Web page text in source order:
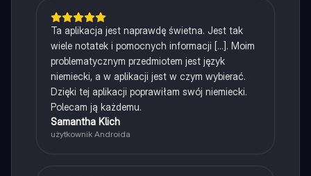
Ta aplikacja jest naprawdę świetna. Jest tak
wiele notatek i pomocnych informacji [...]. Moim
problematycznym przedmiotem jest język
niemiecki, a w aplikacji jest w czym wybierać.
Dzięki tej aplikacji poprawiłam swój niemiecki.
Polecam ją każdemu.
Samantha Klich
użytkownik Androida